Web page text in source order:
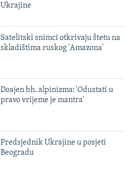
Ukrajine
Satelitski snimci otkrivaju štetu na
skladištima ruskog 'Amazona'
Doajen bh. alpinizma: 'Odustati u
pravo vrijeme je mantra'
Predsjednik Ukrajine u posjeti
Beogradu